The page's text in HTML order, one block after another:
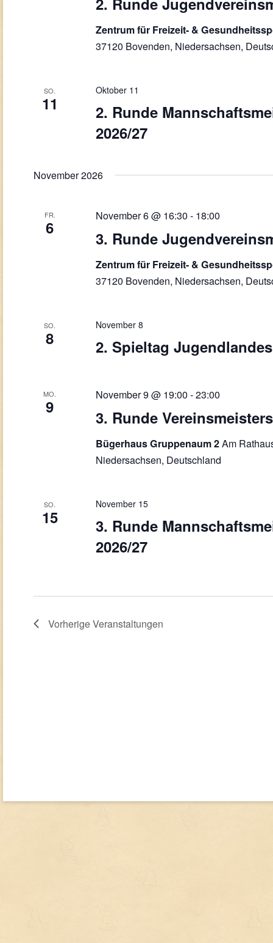
Zentrum für Freizeit- &
37120 Bovenden, Niedersachsen,
SO.
11
2. Runde
2026/27
Oktober 11
November 2026
FR.
6
3. Runde
November 6 @ 16:30- 18:00
Zentrum für Freizeit- &
37120 Bovenden, Niedersachsen,
SO.
8 2. Spieltag
November 8
MO.
9
3. Runde
November 9 @ 19:00-23:00
Bügerhaus Gruppenaum 2Am
Niedersachsen, Deutschland
SO.
15
3. Runde
2026/27
November 15
VorherigeVeranstaltungen